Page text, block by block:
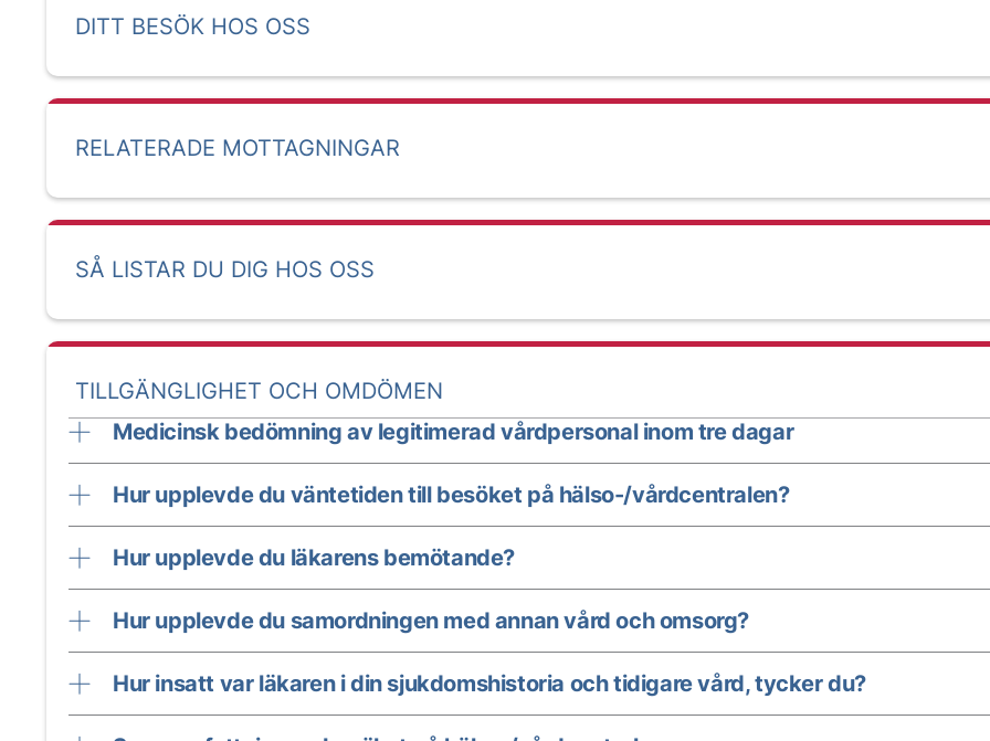
DITT BESÖK HOS OSS
RELATERADE MOTTAGNINGAR
SÅ LISTAR DU DIG HOS OSS
TILLGÄNGLIGHET OCH OMDÖMEN
Medicinsk bedömning av legitimerad vårdpersonal inom tre dagar
Hur upplevde du väntetiden till besöket på hälso-/vårdcentralen?
Hur upplevde du läkarens bemötande?
Hur upplevde du samordningen med annan vård och omsorg?
Hur insatt var läkaren i din sjukdomshistoria och tidigare vård, tycker du?